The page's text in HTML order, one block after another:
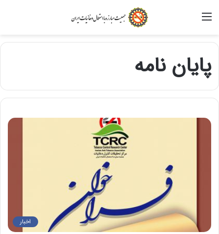
پایان نامه
اخبار